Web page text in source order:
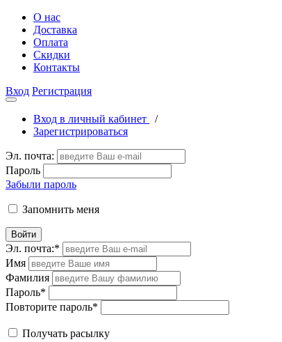
О нас
Доставка
Оплата
Скидки
Контакты
Вход Регистрация
Вход в личный кабинет
/
Зарегистрироваться
Эл. почта:
Пароль
Забыли пароль
Запомнить меня
Войти
Эл. почта:*
Имя
Фамилия
Пароль*
Повторите пароль*
Получать расылку